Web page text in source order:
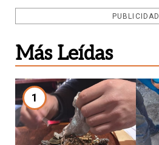
PUBLICIDAD
Más Leídas
1